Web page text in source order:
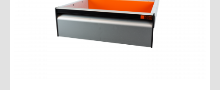
WORK SYSTEM REEUWIJK